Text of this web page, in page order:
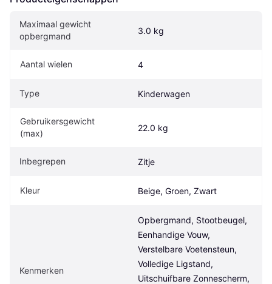
Maximaal gewicht
opbergmand
3.0 kg
Aantal wielen 4
Type Kinderwagen
Gebruikersgewicht
(max)
22.0 kg
Inbegrepen Zitje
Kleur Beige, Groen, Zwart
Kenmerken
Opbergmand, Stootbeugel,
Eenhandige Vouw,
Verstelbare Voetensteun,
Volledige Ligstand,
Uitschuifbare Zonnescherm,